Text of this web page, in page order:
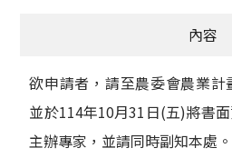
內容
欲申請者，請至農委會農業計
並於114年10月31日(五)將書
主辦專家，並請同時副知本處。